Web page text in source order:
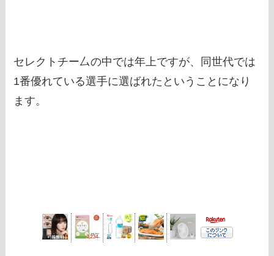
セレクトチー厶の中では年上ですが、同世代では
1番優れている選手に選ばれたということになり
ます。